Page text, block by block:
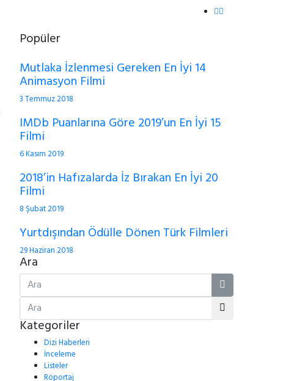
Popüler
Mutlaka İzlenmesi Gereken En İyi 14
Animasyon Filmi
3 Temmuz 2018
IMDb Puanlarına Göre 2019’un En İyi 15
Filmi
6 Kasım 2019
2018’in Hafızalarda İz Bırakan En İyi 20
Filmi
8 Şubat 2019
Yurtdışından Ödülle Dönen Türk Filmleri
29 Haziran 2018
Ara
Kategoriler
Dizi Haberleri
İnceleme
Listeler
Röportaj